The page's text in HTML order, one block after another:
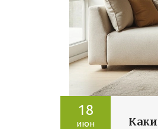
18
июн